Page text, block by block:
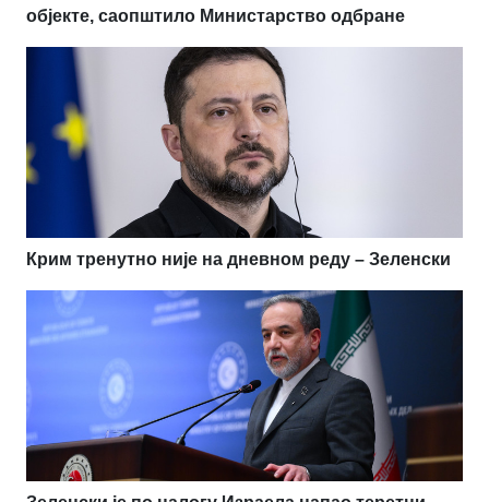
објекте, саопштило Министарство одбране
Крим тренутно није на дневном реду – Зеленски